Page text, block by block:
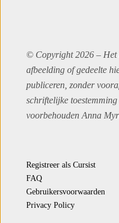
© Copyright 2026 – Het
afbeelding of gedeelte
publiceren, zonder
schriftelijke
voorbehouden Anna
Registreer als Cursist
FAQ
Gebruikersvoorwaarden
Privacy Policy